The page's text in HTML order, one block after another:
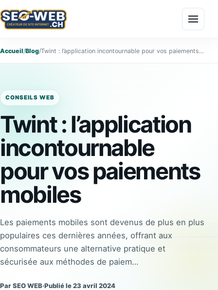
Menu
Accueil/Blog/ Twint : l’application incontournable pour vos paiements mobiles
CONSEILS WEB
Twint : l’application
incontournable
pour vos paiements
mobiles
Les paiements mobiles sont devenus de plus en plus
populaires ces dernières années, offrant aux
consommateurs une alternative pratique et
sécurisée aux méthodes de paiem…
Par SEO WEB·Publié le 23 avril 2024